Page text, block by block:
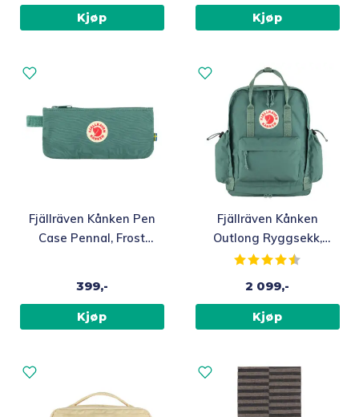
Kjøp Kjøp
Fjällräven Kånken Pen
Case Pennal, Frost
399,-
Kjøp
Fjällräven Kånken
Outlong Ryggsekk,
Frost Green
Karakter:
2 099,-
Kjøp